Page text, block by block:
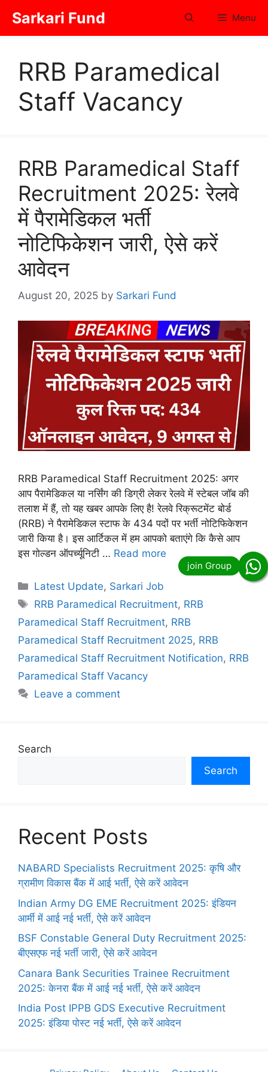
content
Sarkari Fund Menu
RRB Paramedical
Staff Vacancy
RRB Paramedical Staff
Recruitment 2025: रेलवे
में पैरामेडिकल भर्ती
नोटिफिकेशन जारी, ऐसे करें
आवेदन
August 20, 2025 by Sarkari Fund
RRB Paramedical Staff Recruitment 2025: अगर
आप पैरामेडिकल या नर्सिंग की डिग्री लेकर रेलवे में स्टेबल जॉब की
तलाश में हैं, तो यह खबर आपके लिए है! रेलवे रिक्रूटमेंट बोर्ड
(RRB) ने पैरामेडिकल स्टाफ के 434 पदों पर भर्ती नोटिफिकेशन
जारी किया है। इस आर्टिकल में हम आपको बताएंगे कि कैसे आप
इस गोल्डन ऑपर्च्यूनिटी … Read more
Categories
Latest Update, Sarkari Job
Tags
RRB Paramedical Recruitment, RRB
Paramedical Staff Recruitment, RRB
Paramedical Staff Recruitment 2025, RRB
Paramedical Staff Recruitment Notification, RRB
Paramedical Staff Vacancy
Leave a comment
Search
Search
Recent Posts
NABARD Specialists Recruitment 2025: कृषि और
ग्रामीण विकास बैंक में आई भर्ती, ऐसे करें आवेदन
Indian Army DG EME Recruitment 2025: इंडियन
आर्मी में आई नई भर्ती, ऐसे करें आवेदन
BSF Constable General Duty Recruitment 2025:
बीएसएफ नई भर्ती जारी, ऐसे करें आवेदन
Canara Bank Securities Trainee Recruitment
2025: केनरा बैंक में आई नई भर्ती, ऐसे करें आवेदन
India Post IPPB GDS Executive Recruitment
2025: इंडिया पोस्ट नई भर्ती, ऐसे करें आवेदन